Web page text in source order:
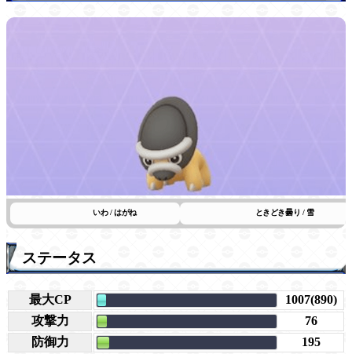
いわ / はがね ときどき曇り / 雪
ステータス
最大CP
1007(890)
攻撃力
76
防御力
195